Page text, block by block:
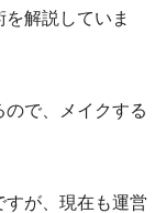
解説していま
で、メイクする
すが、現在も運営